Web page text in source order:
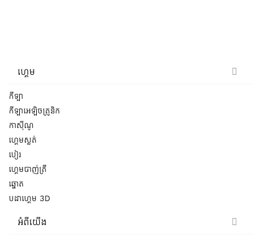
ហ្គេម
កីឡា
កីឡាអេឡិចត្រូនិក
កាស៊ីណូ
ហ្គេមស្លត់
បៀរ
ហ្គេមបាញ់ត្រី
ឆ្នោត
បដាហ្គេម 3D
អំពីយើង